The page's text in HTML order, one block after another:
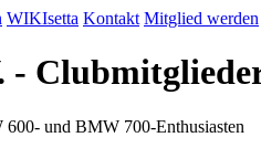
WIKIsetta Kontakt Mitglied werden
-
und BMW 700-Enthusiasten